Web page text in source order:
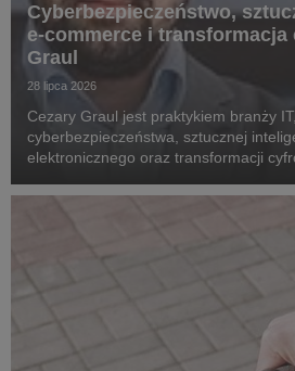
Cyberbezpieczeństwo,
e-commerce i transformacja
Graul
28 lipca 2026
Cezary Graul jest praktykiem branży
cyberbezpieczeństwa, sztucznej
elektronicznego oraz transformacji
się swoją wiedzą i doświadczeniem z...